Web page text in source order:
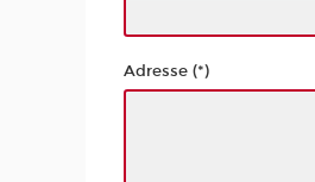
Adresse (*)